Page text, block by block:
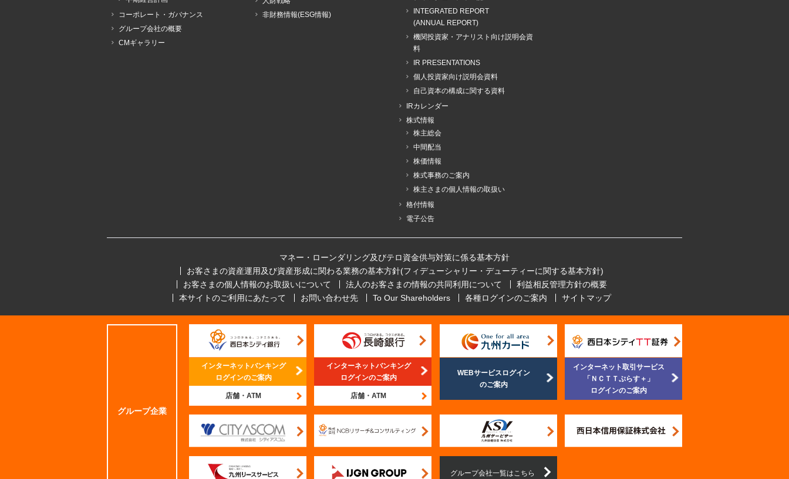
コーポレート・ガバナンス
グループ会社の概要
CMギャラリー
非財務情報(ESG情報)
INTEGRATED REPORT
(ANNUAL REPORT)
機関投資家・アナリスト向け説明会資
料
IR PRESENTATIONS
個人投資家向け説明会資料
自己資本の構成に関する資料
IRカレンダー
株式情報
株主総会
中間配当
株価情報
株式事務のご案内
株主さまの個人情報の取扱い
格付情報
電子公告
マネー・ローンダリング及びテロ資金供与対策に係る基本方針
お客さまの資産運用及び資産形成に関わる業務の基本方針(フィデューシャリー・デューティーに関する基本方針)
お客さまの個人情報のお取扱いについて
法人のお客さまの情報の共同利用について
利益相反管理方針の概要
本サイトのご利用にあたって
お問い合わせ先 To Our Shareholders 各種ログインのご案内 サイトマップ
グループ企業
インターネットバンキング
ログインのご案内
店舗・ATM
インターネットバンキング
ログインのご案内
店舗・ATM
WEBサービスログイン
のご案内
インターネット取引サービス
「ＮＣＴＴぷらす＋」
ログインのご案内